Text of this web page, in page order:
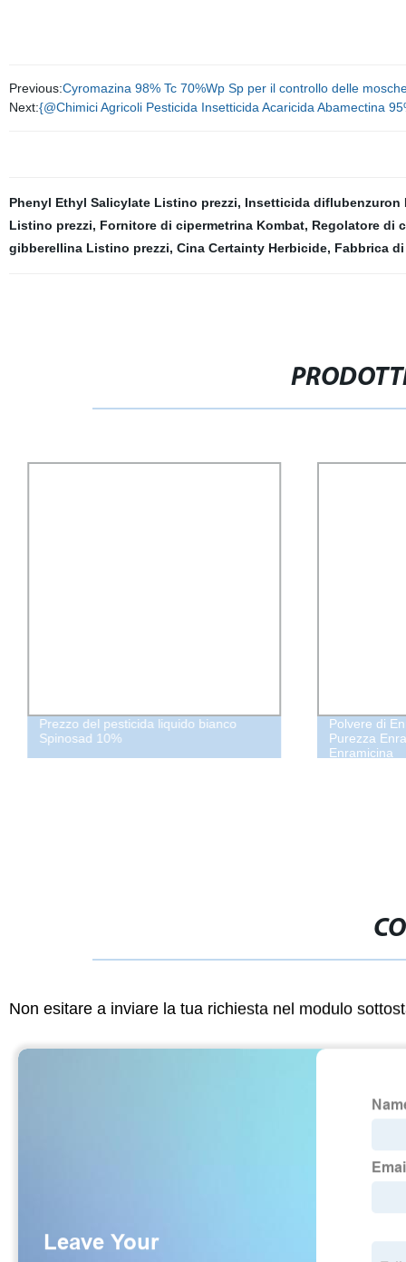
Previous:Cyromazina 98% Tc 70%Wp Sp per il controllo delle
Next:{@Chimici Agricoli Pesticida Insetticida Acaricida Abamectina
Phenyl Ethyl Salicylate Listino prezzi, Insetticida diflubenzuron
Listino prezzi, Fornitore di cipermetrina Kombat, Regolatore di
gibberellina Listino prezzi, Cina Certainty Herbicide, Fabbrica
Prezzo del pesticida liquido bianco
Spinosad 10%
Polvere di
Purezza
Enramicina
Non esitare a inviare la tua richiesta nel modulo